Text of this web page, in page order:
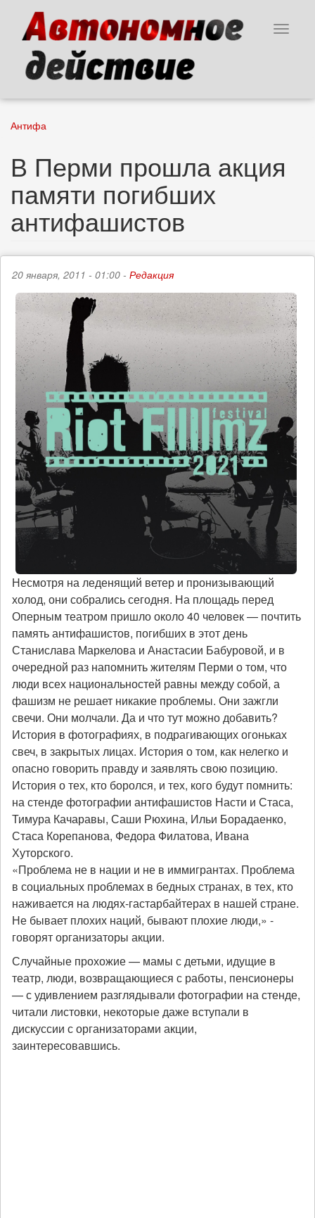
основному
содержанию
Toggle
Антифа
В Перми прошла акция
памяти погибших
антифашистов
20 января, 2011 - 01:00 - Редакция
Несмотря на леденящий ветер и пронизывающий
холод, они собрались сегодня. На площадь перед
Оперным театром пришло около 40 человек — почтить
память антифашистов, погибших в этот день
Станислава Маркелова и Анастасии Бабуровой, и в
очередной раз напомнить жителям Перми о том, что
люди всех национальностей равны между собой, а
фашизм не решает никакие проблемы. Они зажгли
свечи. Они молчали. Да и что тут можно добавить?
История в фотографиях, в подрагивающих огоньках
свеч, в закрытых лицах. История о том, как нелегко и
опасно говорить правду и заявлять свою позицию.
История о тех, кто боролся, и тех, кого будут помнить:
на стенде фотографии антифашистов Насти и Стаса,
Тимура Качаравы, Саши Рюхина, Ильи Борадаенко,
Стаса Корепанова, Федора Филатова, Ивана
Хуторского.
«Проблема не в нации и не в иммигрантах. Проблема
в социальных проблемах в бедных странах, в тех, кто
наживается на людях-гастарбайтерах в нашей стране.
Не бывает плохих наций, бывают плохие люди,» -
говорят организаторы акции.
Случайные прохожие — мамы с детьми, идущие в
театр, люди, возвращающиеся с работы, пенсионеры
— с удивлением разглядывали фотографии на стенде,
читали листовки, некоторые даже вступали в
дискуссии с организаторами акции,
заинтересовавшись.